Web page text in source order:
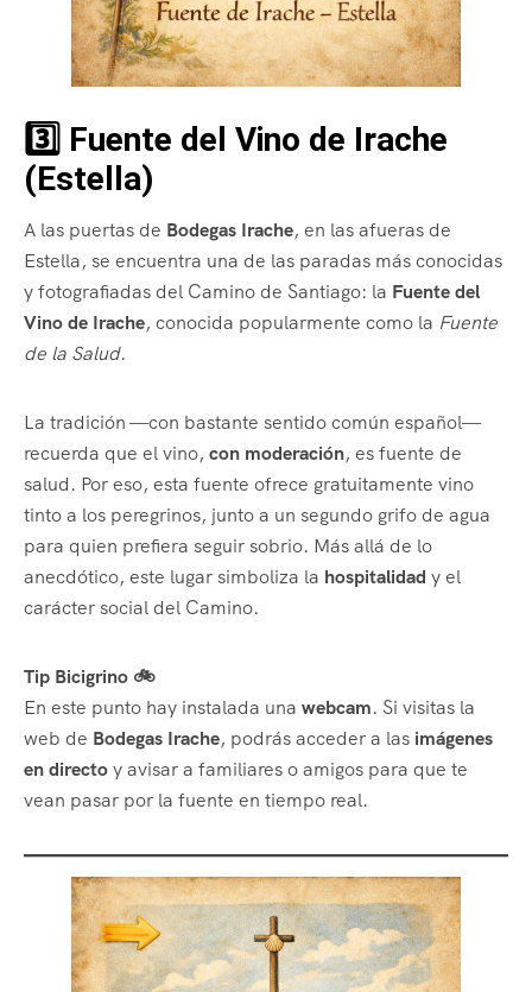
3️⃣ Fuente del Vino de Irache
(Estella)
A las puertas de Bodegas Irache, en las afueras de
Estella, se encuentra una de las paradas más conocidas
y fotografiadas del Camino de Santiago: la Fuente del
Vino de Irache, conocida popularmente como la Fuente
de la Salud.
La tradición —con bastante sentido común español—
recuerda que el vino, con moderación, es fuente de
salud. Por eso, esta fuente ofrece gratuitamente vino
tinto a los peregrinos, junto a un segundo grifo de agua
para quien prefiera seguir sobrio. Más allá de lo
anecdótico, este lugar simboliza la hospitalidad y el
carácter social del Camino.
Tip Bicigrino 🚲
En este punto hay instalada una webcam. Si visitas la
web de Bodegas Irache, podrás acceder a las imágenes
en directoy avisar a familiares o amigos para que te
vean pasar por la fuente en tiempo real.